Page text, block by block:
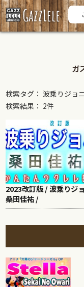
ガ
検索タグ： 波乗りジョ
検索結果： 2件
2023改訂版 / 波乗りジ
桑田佳祐 /